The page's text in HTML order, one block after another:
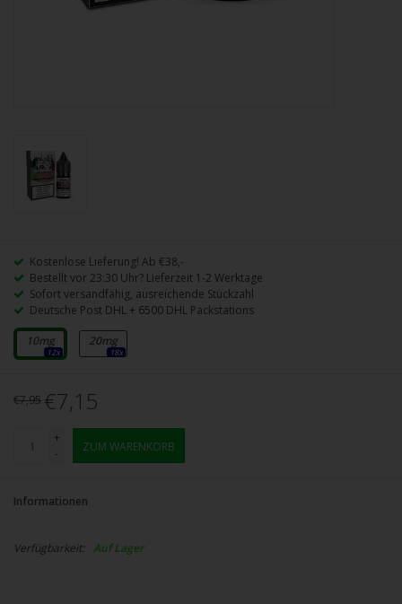
Kostenlose Lieferung! Ab €38,-
Bestellt vor 23:30 Uhr? Lieferzeit 1-2 Werktage
Sofort versandfähig, ausreichende Stückzahl
Deutsche Post DHL + 6500 DHL Packstations
10mg
12x
20mg
18x
€7,95 €7,15
+
-
ZUM WARENKORB
Informationen
Verfügbarkeit: Auf Lager